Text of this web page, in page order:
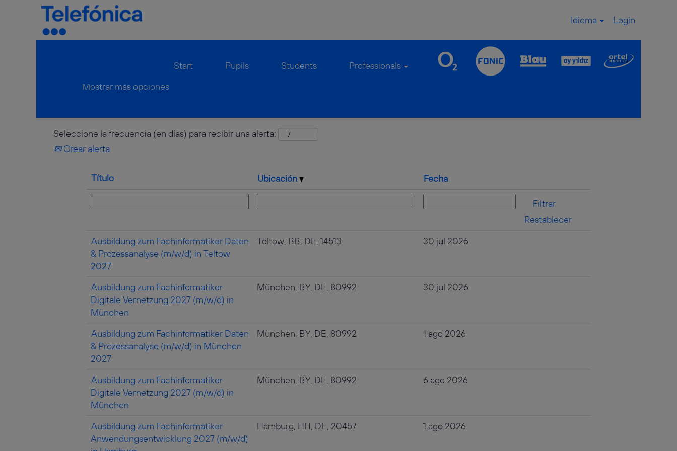
Idioma Login
Start Pupils Students Professionals
Inicio |Fachinformatik Y Deutschland en TelefonicaGermany
Resultados de búsqueda de"Fachinformatik Y Deutschland Y Ausbildung".
Mostrar más opciones
Seleccione la frecuencia (en días) para recibir una alerta:
Crear alerta
Título Ubicación Fecha
Restablecer
Ausbildung zum Fachinformatiker Daten
& Prozessanalyse (m/w/d) in Teltow
2027
Teltow, BB, DE, 14513 30 jul 2026
Ausbildung zum Fachinformatiker
Digitale Vernetzung 2027 (m/w/d) in
München
München, BY, DE, 80992 30 jul 2026
Ausbildung zum Fachinformatiker Daten
& Prozessanalyse (m/w/d) in München
2027
München, BY, DE, 80992 1 ago 2026
Ausbildung zum Fachinformatiker
Digitale Vernetzung 2027 (m/w/d) in
München
München, BY, DE, 80992 6 ago 2026
Ausbildung zum Fachinformatiker
Anwendungsentwicklung 2027 (m/w/d)
Hamburg, HH, DE, 20457 1 ago 2026